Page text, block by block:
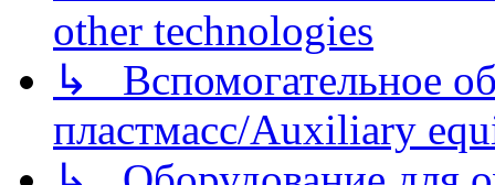
other technologies
↳ Вспомогательное
пластмасс/Auxiliary